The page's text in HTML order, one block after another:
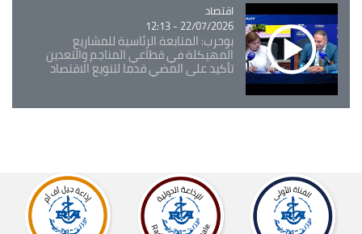
Catégorie
اقتصاد
22/07/2026 - 12:13
بوحرب: المتابعة الرئاسية للمشاريع
المهيكلة في قطاعي المناجم والتعدين
تأكيد على المضي قدما لتنويع الاقتصاد